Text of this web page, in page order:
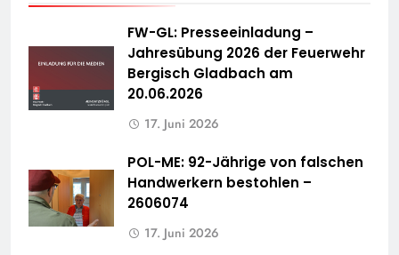
FW-GL: Presseeinladung –
Jahresübung 2026 der Feuerwehr
Bergisch Gladbach am
20.06.2026
17. Juni 2026
POL-ME: 92-Jährige von falschen
Handwerkern bestohlen –
2606074
17. Juni 2026